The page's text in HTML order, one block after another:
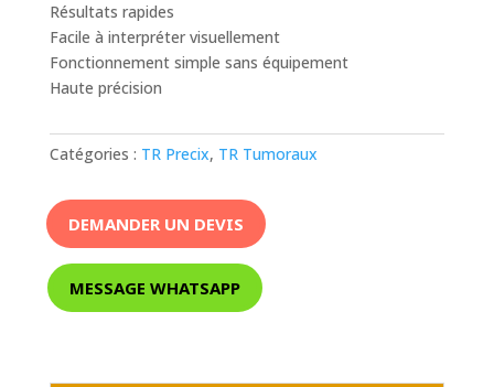
Résultats rapides
Facile à interpréter visuellement
Fonctionnement simple sans équipement
Haute précision
Catégories : TR Precix, TR Tumoraux
DEMANDER UN DEVIS
MESSAGE WHATSAPP